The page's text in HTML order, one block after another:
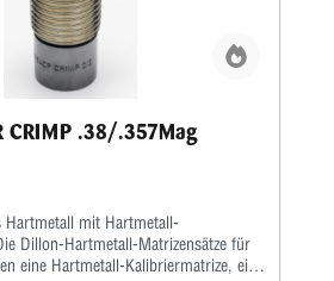
CRIMP .38/.357Mag
Hartmetall mit Hartmetall-
Dillon-Hartmetall-Matrizensätze für
eine Hartmetall-Kalibriermatrize, eine